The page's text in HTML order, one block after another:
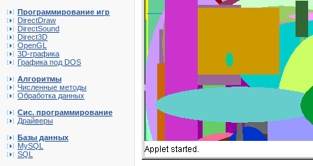
Программирование игр
DirectDraw
DirectSound
Direct3D
OpenGL
3D-графика
Графика под DOS
Алгоритмы
Численные методы
Обработка данных
Сис. программирование
Драйверы
Базы данных
MySQL
SQL